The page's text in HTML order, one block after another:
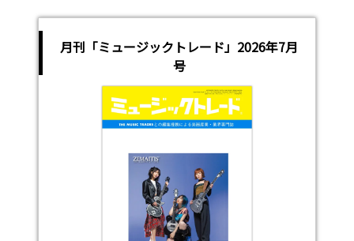
月刊「ミュージックトレード」2026年7月
号